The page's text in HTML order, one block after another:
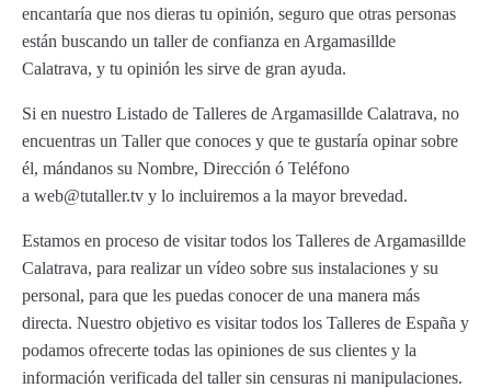
encantaría que nos dieras tu opinión, seguro que otras personas
están buscando un taller de confianza en Argamasillde
Calatrava, y tu opinión les sirve de gran ayuda.
Si en nuestro Listado de Talleres de Argamasillde Calatrava, no
encuentras un Taller que conoces y que te gustaría opinar sobre
él, mándanos su Nombre, Dirección ó Teléfono
a web@tutaller.tv y lo incluiremos a la mayor brevedad.
Estamos en proceso de visitar todos los Talleres de Argamasillde
Calatrava, para realizar un vídeo sobre sus instalaciones y su
personal, para que les puedas conocer de una manera más
directa. Nuestro objetivo es visitar todos los Talleres de España y
podamos ofrecerte todas las opiniones de sus clientes y la
información verificada del taller sin censuras ni manipulaciones.